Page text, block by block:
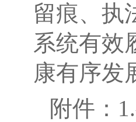
留痕、执
系统有效
康有序发
附件：